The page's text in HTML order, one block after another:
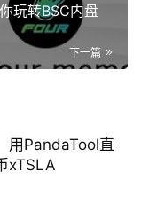
玩转BSC内盘
下一篇
用PandaTool直
xTSLA